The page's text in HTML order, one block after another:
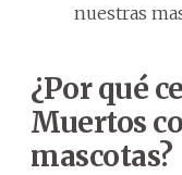
nuestras
¿Por qué
Muertos
mascotas?